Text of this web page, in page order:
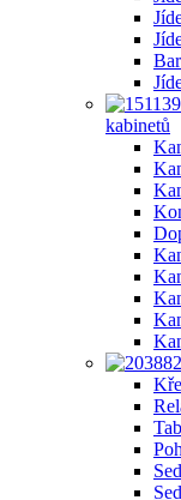
kabinetů